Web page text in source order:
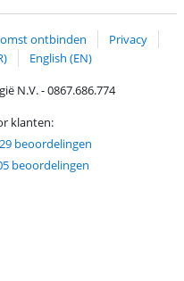
ontbinden
Privacy
English (EN)
N.V. - 0867.686.774
klanten:
beoordelingen
beoordelingen